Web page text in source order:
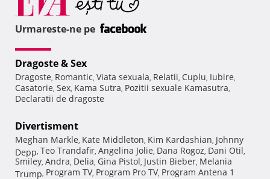
Urmareste-ne pe
Dragoste & Sex
Dragoste, Romantic, Viata sexuala, Relatii, Cuplu, Iubire,
Casatorie, Sex, Kama Sutra, Pozitii sexuale Kamasutra,
Declaratii de dragoste
Divertisment
Meghan Markle, Kate Middleton, Kim Kardashian, Johnny
Depp, Teo Trandafir, Angelina Jolie, Dana Rogoz, Dani Otil,
Smiley, Andra, Delia, Gina Pistol, Justin Bieber, Melania
Trump, Program TV, Program Pro TV, Program Antena 1